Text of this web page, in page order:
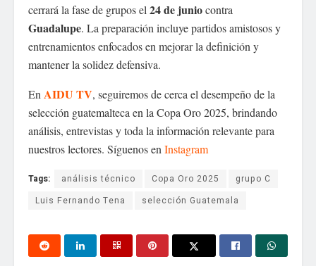
cerrará la fase de grupos el 24 de juniocontra
Guadalupe. La preparación incluye partidos amistosos y
entrenamientos enfocados en mejorar la definición y
mantener la solidez defensiva.
En AIDU TV, seguiremos de cerca el desempeño de la
selección guatemalteca en la Copa Oro 2025, brindando
análisis, entrevistas y toda la información relevante para
nuestros lectores. Síguenos en Instagram
Tags: análisis técnico Copa Oro 2025
grupo C
Luis Fernando Tena
selección Guatemala